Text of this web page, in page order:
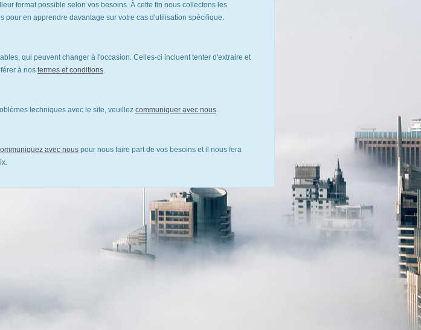
format possible selon vos besoins. À cette fin nous collectons les
en apprendre davantage sur votre cas d'utilisation spécifique.
qui peuvent changer à l'occasion. Celles-ci incluent tenter d'extraire et
à nos termes et conditions.
techniques avec le site, veuillez communiquer avec nous.
avec nouspour nous faire part de vos besoins et il nous fera